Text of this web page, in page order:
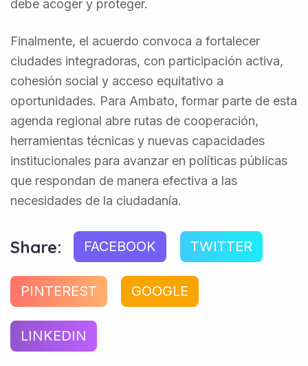
debe acoger y proteger.
Finalmente, el acuerdo convoca a fortalecer
ciudades integradoras, con participación activa,
cohesión social y acceso equitativo a
oportunidades. Para Ambato, formar parte de esta
agenda regional abre rutas de cooperación,
herramientas técnicas y nuevas capacidades
institucionales para avanzar en políticas públicas
que respondan de manera efectiva a las
necesidades de la ciudadanía.
Share: FACEBOOK TWITTER
PINTEREST GOOGLE
LINKEDIN